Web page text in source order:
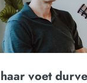
voet